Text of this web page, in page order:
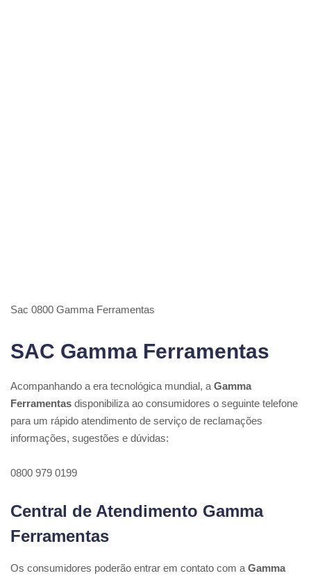
Sac 0800 Gamma Ferramentas
SAC Gamma Ferramentas
Acompanhando a era tecnológica mundial, a Gamma
Ferramentas disponibiliza ao consumidores o seguinte telefone
para um rápido atendimento de serviço de reclamações
informações, sugestões e dúvidas:
0800 979 0199
Central de Atendimento Gamma
Ferramentas
Os consumidores poderão entrar em contato com a Gamma